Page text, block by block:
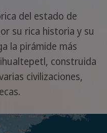
del estado de
su rica historia y su
la pirámide más
construida
civilizaciones,